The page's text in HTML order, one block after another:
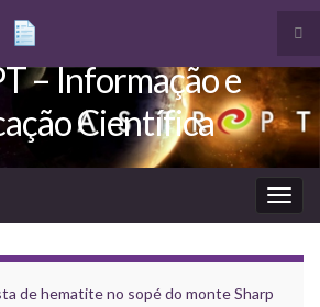
– Informação e
Científica
de hematite no sopé do monte Sharp